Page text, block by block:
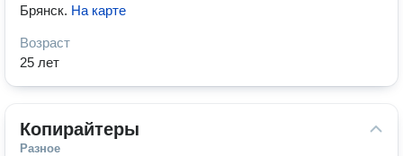
Брянск. На карте
Возраст
25 лет
Копирайтеры
Разное